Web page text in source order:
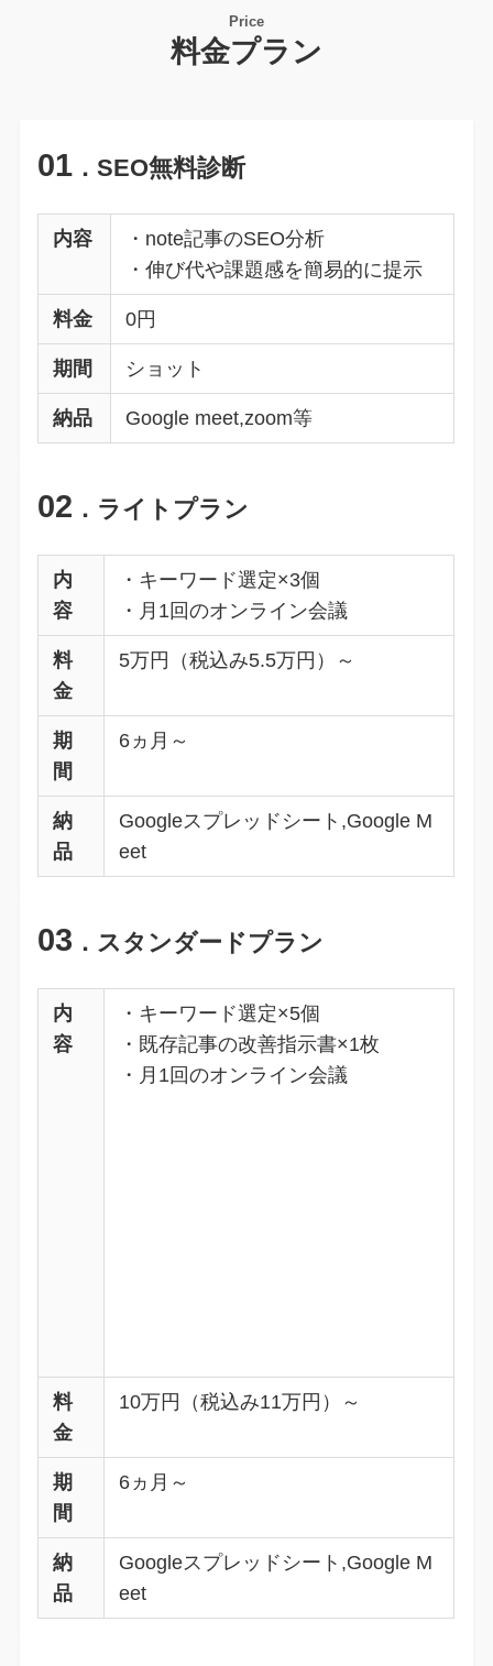
Price
料金プラン
01 ．SEO無料診断
内容
・note記事のSEO分析
・伸び代や課題感を簡易的に提示
料金 0円
期間 ショット
納品 Google meet,zoom等
02 ．ライトプラン
内
容
・キーワード選定×3個
・月1回のオンライン会議
料
金
5万円（税込み5.5万円）～
期
間
6ヵ月～
納
品
Googleスプレッドシート,Google M
eet
03 ．スタンダードプラン
内
容
・キーワード選定×5個
・既存記事の改善指示書×1枚
・月1回のオンライン会議
料
金
10万円（税込み11万円）～
期
間
6ヵ月～
納
品
Googleスプレッドシート,Google M
eet